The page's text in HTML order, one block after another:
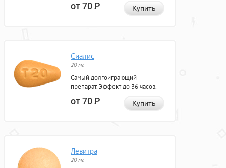
от 70Р Купить
Сиалис
20 мг
Самый долгоиграющий
препарат. Эффект до 36 часов.
от 70Р Купить
Левитра
20 мг